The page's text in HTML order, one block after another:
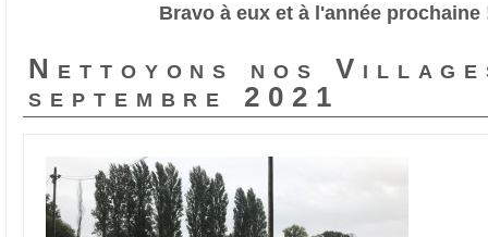
Bravo à eux et à l'année prochaine
Nettoyons nos
septembre 2021